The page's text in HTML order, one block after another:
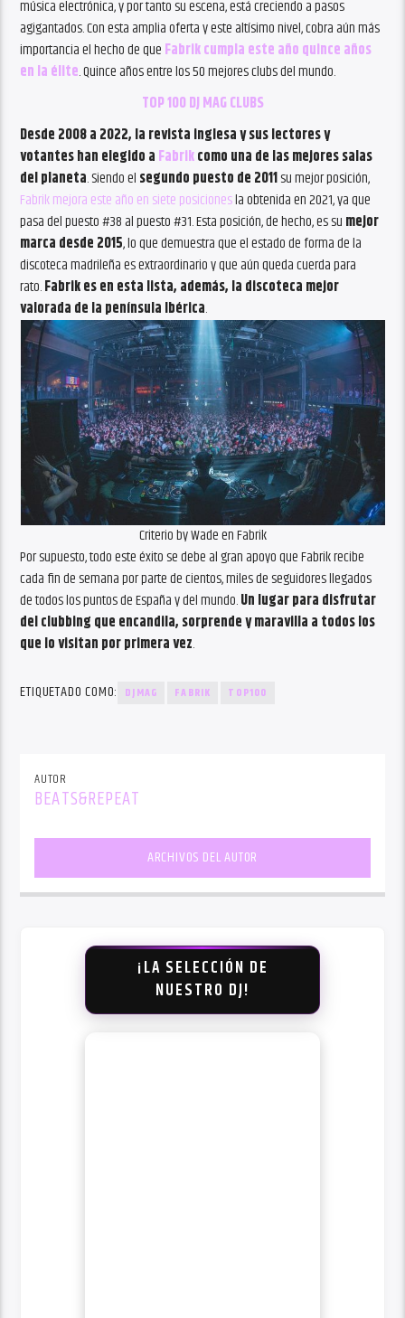
música electrónica, y por tanto su escena, está creciendo a pasos
agigantados. Con esta amplia oferta y este altísimo nivel, cobra aún más
importancia el hecho de que Fabrik cumpla este año quince años
en la élite. Quince años entre los 50 mejores clubs del mundo.
TOP 100 DJ MAG CLUBS
Desde 2008 a 2022, la revista inglesa y sus lectores y
votantes han elegido a Fabrikcomo una de las mejores salas
del planeta. Siendo el segundo puesto de 2011su mejor posición,
Fabrik mejora este año en siete posicionesla obtenida en 2021, ya que
pasa del puesto #38 al puesto #31. Esta posición, de hecho, es su mejor
marca desde 2015, lo que demuestra que el estado de forma de la
discoteca madrileña es extraordinario y que aún queda cuerda para
rato.Fabrik es en esta lista, además, la discoteca mejor
valorada de la península Ibérica.
Criterio by Wade en Fabrik
Por supuesto, todo este éxito se debe al gran apoyo que Fabrik recibe
cada fin de semana por parte de cientos, miles de seguidores llegados
de todos los puntos de España y del mundo.Un lugar para disfrutar
del clubbing que encandila, sorprende y maravilla a todos los
que lo visitan por primera vez.
ETIQUETADO COMO: DJMAG FABRIK TOP100
AUTOR
BEATS&REPEAT
ARCHIVOS DEL AUTOR
¡LA SELECCIÓN DE
NUESTRO DJ!